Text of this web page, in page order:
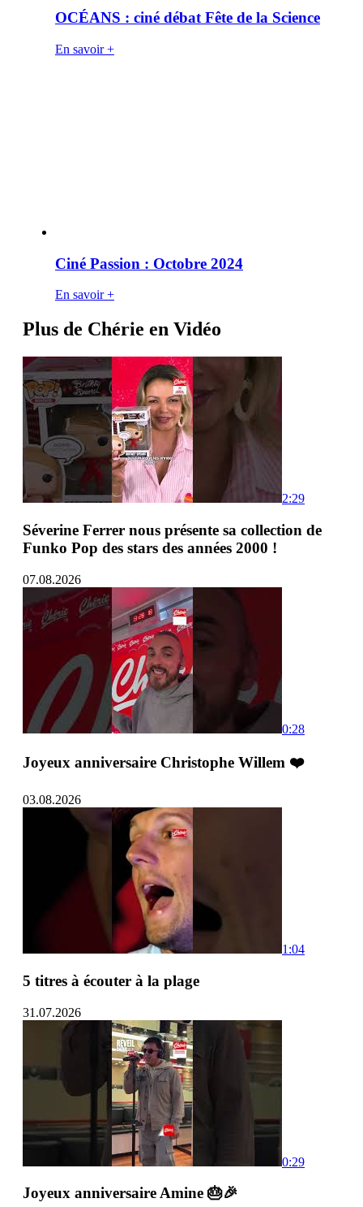
OCÉANS : ciné débat Fête de la Science
En savoir +
Ciné Passion : Octobre 2024
En savoir +
Plus de Chérie en Vidéo
2:29
Séverine Ferrer nous présente sa collection de
Funko Pop des stars des années 2000 !
07.08.2026
0:28
Joyeux anniversaire Christophe Willem ❤️
03.08.2026
1:04
5 titres à écouter à la plage
31.07.2026
0:29
Joyeux anniversaire Amine 🎂🎉